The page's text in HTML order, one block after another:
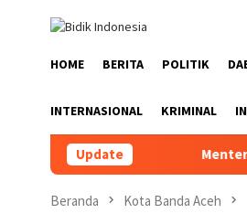
HOME BERITA POLITIK
INTERNASIONAL KRIMINAL
UpdateMenteri ESDM lantik
Beranda Kota Banda Aceh